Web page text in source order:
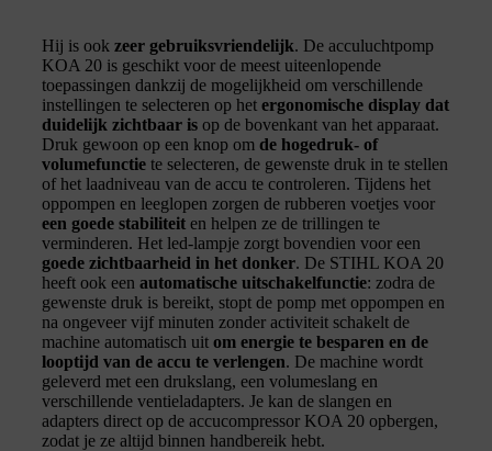
Hij is ook zeer gebruiksvriendelijk. De acculuchtpomp
KOA 20 is geschikt voor de meest uiteenlopende
toepassingen dankzij de mogelijkheid om verschillende
instellingen te selecteren op het ergonomische display dat
duidelijk zichtbaar is op de bovenkant van het apparaat.
Druk gewoon op een knop om de hogedruk- of
volumefunctie te selecteren, de gewenste druk in te stellen
of het laadniveau van de accu te controleren. Tijdens het
oppompen en leeglopen zorgen de rubberen voetjes voor
een goede stabiliteit en helpen ze de trillingen te
verminderen. Het led-lampje zorgt bovendien voor een
goede zichtbaarheid in het donker. De STIHL KOA 20
heeft ook een automatische uitschakelfunctie: zodra de
gewenste druk is bereikt, stopt de pomp met oppompen en
na ongeveer vijf minuten zonder activiteit schakelt de
machine automatisch uit om energie te besparen en de
looptijd van de accu te verlengen. De machine wordt
geleverd met een drukslang, een volumeslang en
verschillende ventieladapters. Je kan de slangen en
adapters direct op de accucompressor KOA 20 opbergen,
zodat je ze altijd binnen handbereik hebt.